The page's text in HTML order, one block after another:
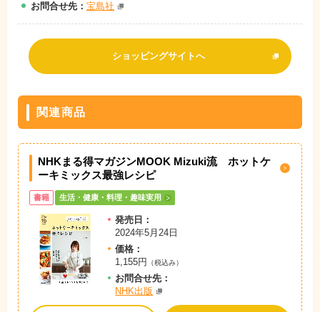
お問合せ先： 宝島社
ショッピングサイトへ
関連商品
NHKまる得マガジンMOOK Mizuki流 ホットケ
ーキミックス最強レシピ
書籍 生活・健康・料理・趣味実用
発売日：
2024年5月24日
価格：
1,155円
（税込み）
お問合せ先：
NHK出版